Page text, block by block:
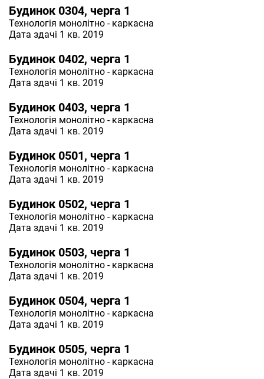
Будинок 0304, черга 1
Технологія монолітно - каркасна
Дата здачі 1 кв. 2019
Будинок 0402, черга 1
Технологія монолітно - каркасна
Дата здачі 1 кв. 2019
Будинок 0403, черга 1
Технологія монолітно - каркасна
Дата здачі 1 кв. 2019
Будинок 0501, черга 1
Технологія монолітно - каркасна
Дата здачі 1 кв. 2019
Будинок 0502, черга 1
Технологія монолітно - каркасна
Дата здачі 1 кв. 2019
Будинок 0503, черга 1
Технологія монолітно - каркасна
Дата здачі 1 кв. 2019
Будинок 0504, черга 1
Технологія монолітно - каркасна
Дата здачі 1 кв. 2019
Будинок 0505, черга 1
Технологія монолітно - каркасна
Дата здачі 1 кв. 2019